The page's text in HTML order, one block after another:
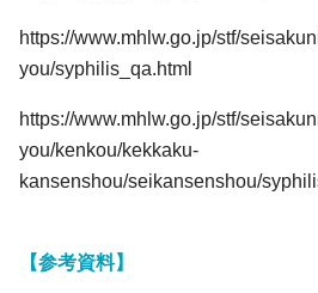
https://www.mhlw.go.jp/stf/
you/syphilis_qa.html
https://www.mhlw.go.jp/stf/
you/kenkou/kekkaku-
kansenshou/seikansenshou/
【参考資料】